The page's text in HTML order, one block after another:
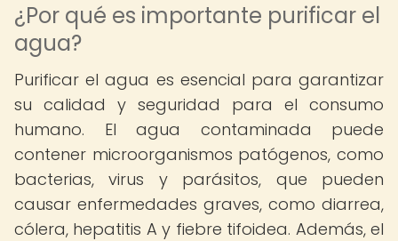
¿Por qué es importante purificar el
agua?
Purificar el agua es esencial para garantizar
su calidad y seguridad para el consumo
humano. El agua contaminada puede
contener microorganismos patógenos, como
bacterias, virus y parásitos, que pueden
causar enfermedades graves, como diarrea,
cólera, hepatitis A y fiebre tifoidea. Además, el